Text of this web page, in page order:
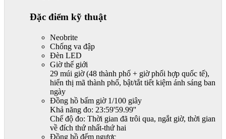
Đặc điểm kỹ thuật
Neobrite
Chống va đập
Đèn LED
Giờ thế giới
29 múi giờ (48 thành phố + giờ phối hợp quốc tế),
hiển thị mã thành phố, bật/tắt tiết kiệm ánh sáng ban
ngày
Đồng hồ bấm giờ 1/100 giây
Khả năng đo: 23:59'59.99''
Chế độ đo: Thời gian đã trôi qua, ngắt giờ, thời gian
về đích thứ nhất-thứ hai
Đồng hồ đếm ngược